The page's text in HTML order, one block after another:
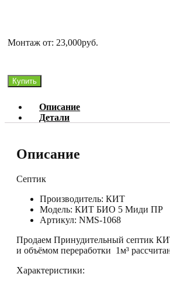
Монтаж от: 23,000руб.
Количество
товара
БИО
5
Купить
Описание
Детали
Описание
Септик
Производитель: КИТ
Модель: КИТ БИО 5 Миди ПР
Артикул: NMS-1068
Продаем Принудительный септик
и объёмом переработки 1м³
Характеристики: